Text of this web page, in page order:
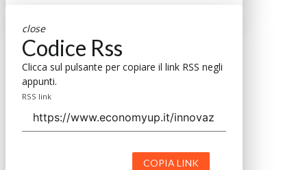
close
Codice Rss
Clicca sul pulsante per copiare il link RSS negli
appunti.
RSS link
COPIA LINK